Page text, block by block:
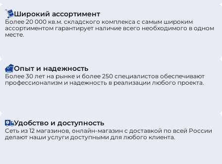
Широкий ассортимент
Более 20 000 кв.м. складского комплекса с самым широким
ассортиментом гарантирует наличие всего необходимого в одном
месте.
Опыт и надежность
Более 30 лет на рынке и более 250 специалистов обеспечивают
профессионализм и надежность в реализации любого проекта.
Удобство и доступность
Сеть из 12 магазинов, онлайн-магазин с доставкой по всей России
делают наши услуги доступными для любого клиента.